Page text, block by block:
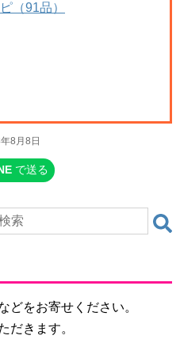
（91品）
8月8日
で送る
どをお寄せください。
だきます。